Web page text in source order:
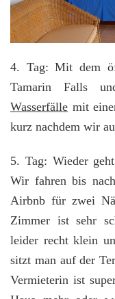
4. Tag: Mit dem
Tamarin Falls
Wasserfälle mit
kurz nachdem wir
5. Tag: Wieder
Wir fahren bis
Airbnb für zwei
Zimmer ist sehr
leider recht klein
sitzt man auf der
Vermieterin ist